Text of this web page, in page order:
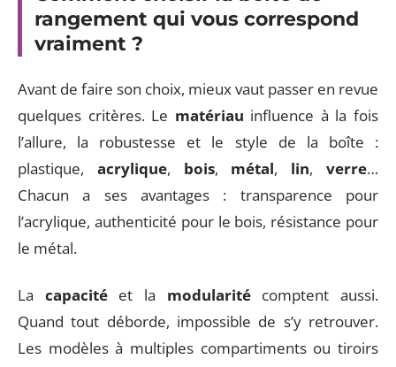
rangement qui vous correspond
vraiment ?
Avant de faire son choix, mieux vaut passer en revue
quelques critères. Le matériau influence à la fois
l’allure, la robustesse et le style de la boîte :
plastique, acrylique, bois, métal, lin,verre…
Chacun a ses avantages : transparence pour
l’acrylique, authenticité pour le bois, résistance pour
le métal.
La capacitéet la modularitécomptent aussi.
Quand tout déborde, impossible de s’y retrouver.
Les modèles à multiples compartiments ou tiroirs